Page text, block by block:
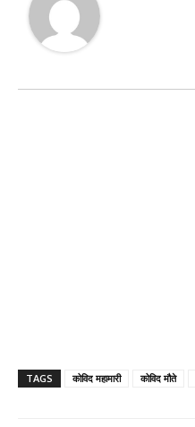
TAGS कोविद महामारी कोविद मौते